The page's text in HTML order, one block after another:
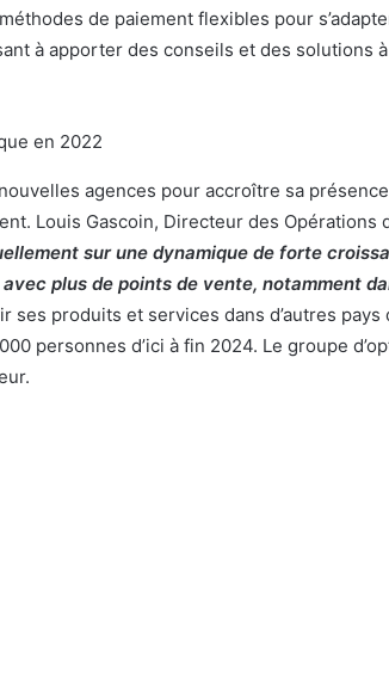
de paiement flexibles pour
à apporter des conseils et des solutions
agences pour accroître sa
Louis Gascoin, Directeur des Opérations
sur une dynamique de forte
plus de points de vente, notamment
ses produits et services dans d’autres pays
personnes d’ici à fin 2024. Le groupe